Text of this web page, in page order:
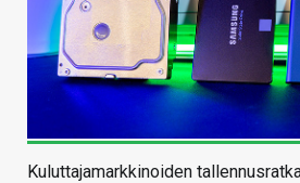
Kuluttajamarkkinoiden